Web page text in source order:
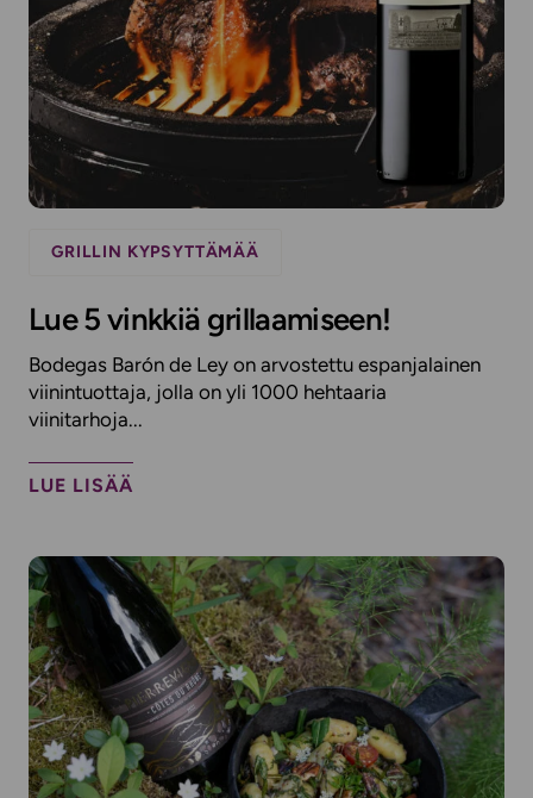
GRILLIN KYPSYTTÄMÄÄ
Lue 5 vinkkiä grillaamiseen!
Bodegas Barón de Ley on arvostettu espanjalainen
viinintuottaja, jolla on yli 1000 hehtaaria
viinitarhoja...
LUE LISÄÄ